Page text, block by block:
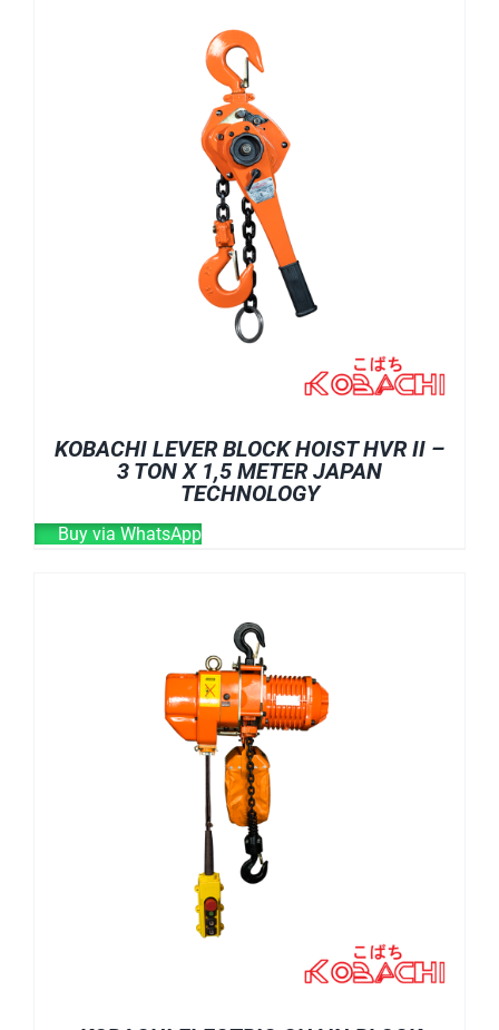
KOBACHI LEVER BLOCK HOIST HVR II –
3 TON X 1,5 METER JAPAN
TECHNOLOGY
Buy via WhatsApp